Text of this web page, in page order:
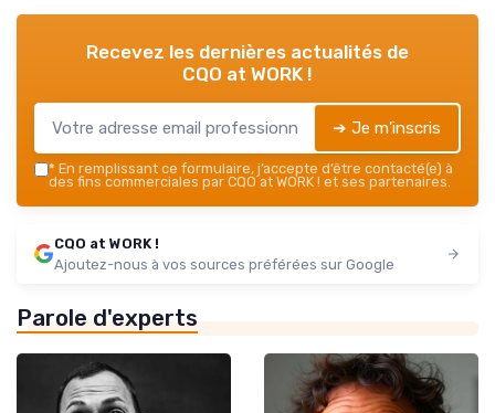
Recevez les dernières actualités de
CQO at WORK !
➔ Je m'inscris
* En remplissant ce formulaire, j’accepte d’être contacté(e) à
des fins commerciales par CQO at WORK ! et ses partenaires.
CQO at WORK !
Ajoutez-nous à vos sources préférées sur Google
Parole d'experts